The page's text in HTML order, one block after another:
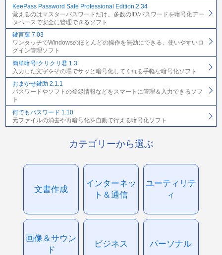
KeePass Password Safe Professional Edition 2.34
覚えるのはマスターパスワードだけ。多数のID/パスワードを暗号化デー
タベースで安全に管理できるソフト
鍵言葉 7.03
ワンタッチでWindowsのほとんどの操作を無効にできる、使いやすいロ
グイン管理ソフト
簡単暗号!クリクリ君 1.3
入力した文字をその場でサッと暗号化してくれる手軽な暗号化ソフト
おまかせ鍵助 2.1.1
パスワードやソフトの登録情報などをスマートに管理＆入力できるソフ
ト
何でもパスワード 1.10
元ファイルの消去や再暗号化を自動で行える暗号化ソフト
カテゴリーから選ぶ
文書作成
インターネッ
ト＆通信
ユーティリテ
ィ
画像＆サウン
ド
ビジネス パーソナル